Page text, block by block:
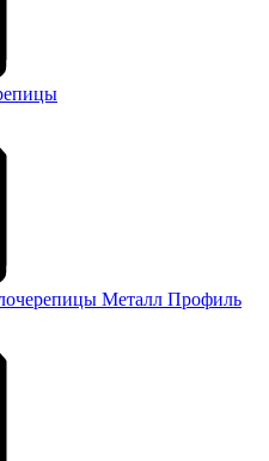
Металл Профиль